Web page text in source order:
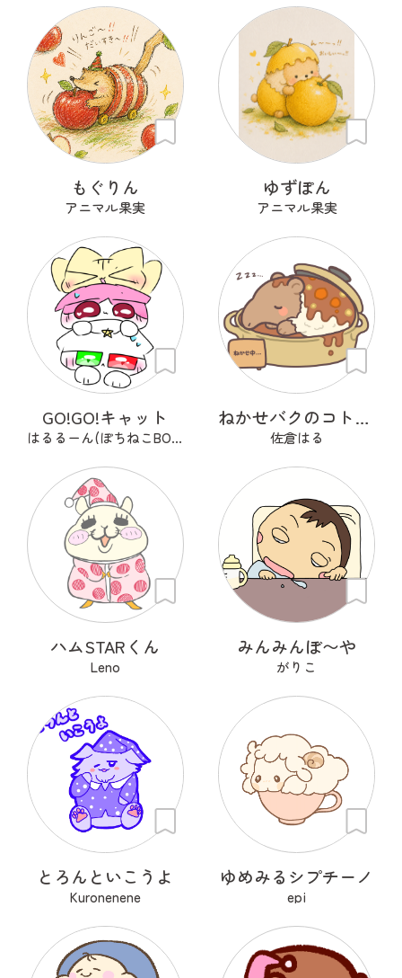
もぐりん
アニマル果実
ゆずぽん
アニマル果実
GO!GO!キャット
はるるーん(ぽちねこBOOKS)
ねかせバクのコトコト
佐倉はる
ハムSTARくん
Leno
みんみんぼ〜や
がりこ
とろんといこうよ
Kuronenene
ゆめみるシプチーノ
epi